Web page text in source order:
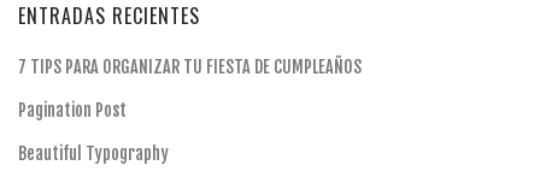
ENTRADAS RECIENTES
7 TIPS PARA ORGANIZAR TU FIESTA DE CUMPLEAÑOS
Pagination Post
Beautiful Typography